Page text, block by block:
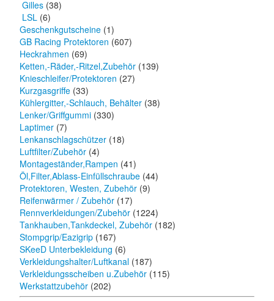
Gilles (38)
LSL (6)
Geschenkgutscheine (1)
GB Racing Protektoren (607)
Heckrahmen (69)
Ketten,-Räder,-Ritzel,Zubehör (139)
Knieschleifer/Protektoren (27)
Kurzgasgriffe (33)
Kühlergitter,-Schlauch, Behälter (38)
Lenker/Griffgummi (330)
Laptimer (7)
Lenkanschlagschützer (18)
Luftfilter/Zubehör (4)
Montageständer,Rampen (41)
Öl,Filter,Ablass-Einfüllschraube (44)
Protektoren, Westen, Zubehör (9)
Reifenwärmer / Zubehör (17)
Rennverkleidungen/Zubehör (1224)
Tankhauben,Tankdeckel, Zubehör (182)
Stompgrip/Eazigrip (167)
SKeeD Unterbekleidung (6)
Verkleidungshalter/Luftkanal (187)
Verkleidungsscheiben u.Zubehör (115)
Werkstattzubehör (202)